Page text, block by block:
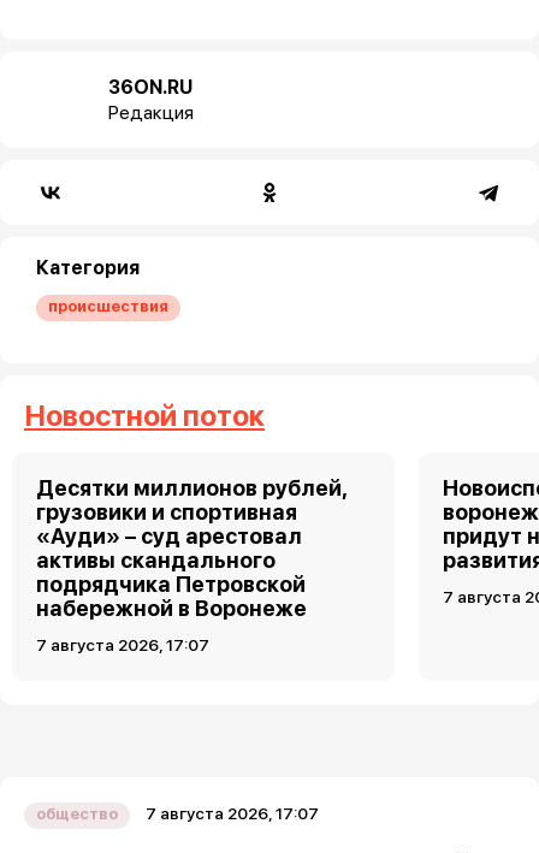
36ON.RU
Редакция
Категория
происшествия
Новостной поток
Десятки миллионов рублей,
грузовики и спортивная
«Ауди» – суд арестовал
активы скандального
подрядчика Петровской
набережной в Воронеже
7 августа 2026, 17:07
придут
7 августа
общество 7 августа 2026, 17:07